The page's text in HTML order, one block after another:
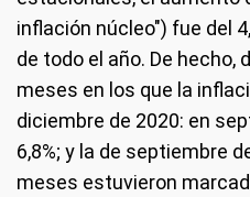
inflación núcleo") fue del
de todo el año. De hecho,
meses en los que la
diciembre de 2020: en
6,8%; y la de septiembre
meses estuvieron